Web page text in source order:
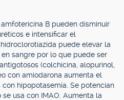
B pueden disminuir
e intensificar el
puede elevar la
sangre por lo que puede ser
(colchicina, alopurinol,
con amiodarona aumenta el
hipopotasemia. Se potencian
usa con IMAO. Aumenta la